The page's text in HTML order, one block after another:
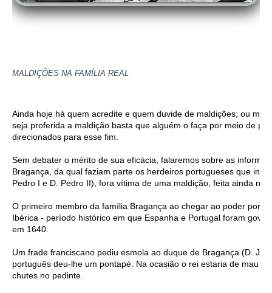
MALDIÇÕES NA FAMÍLIA REAL
Ainda hoje há quem acredite e quem duvide de maldições; ou
seja proferida a maldição basta que alguém o faça por meio de
direcionados para esse fim.
Sem debater o mérito de sua eficácia, falaremos sobre as
Bragança, da qual faziam parte os herdeiros portugueses que
Pedro I e D. Pedro II), fora vítima de uma maldição, feita ainda no
O primeiro membro da família Bragança ao chegar ao poder
Ibérica - período histórico em que Espanha e Portugal foram
em 1640.
Um frade franciscano pediu esmola ao duque de Bragança (D.
português deu-lhe um pontapé. Na ocasião o rei estaria de mau
chutes no pedinte.